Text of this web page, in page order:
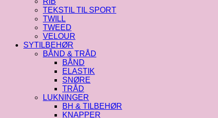
TEKSTIL TIL SPORT
TWILL
TWEED
VELOUR
SYTILBEHØR
BÅND & TRÅD
BÅND
ELASTIK
SNØRE
TRÅD
LUKNINGER
BH & TILBEHØR
KNAPPER